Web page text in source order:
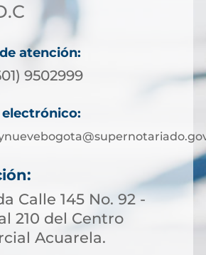
atención:
9502999
Calle 145 No. 92 -
210 del Centro
Acuarela.